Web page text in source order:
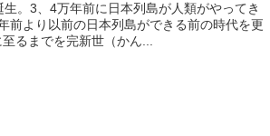
。3、4万年前に日本列島が人類がやってき
前より以前の日本列島ができる前の時代を更
るまでを完新世（かん...